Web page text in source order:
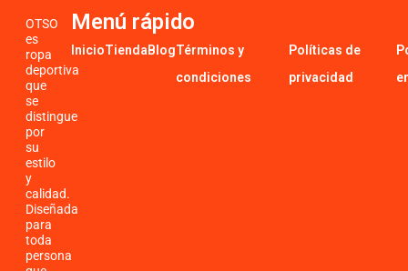
OTSO
es
ropa
deportiva
que
se
distingue
por
su
estilo
y
calidad.
Diseñada
para
toda
persona
Menú rápido
InicioTiendaBlogTérminos y
condiciones
Políticas de
privacidad